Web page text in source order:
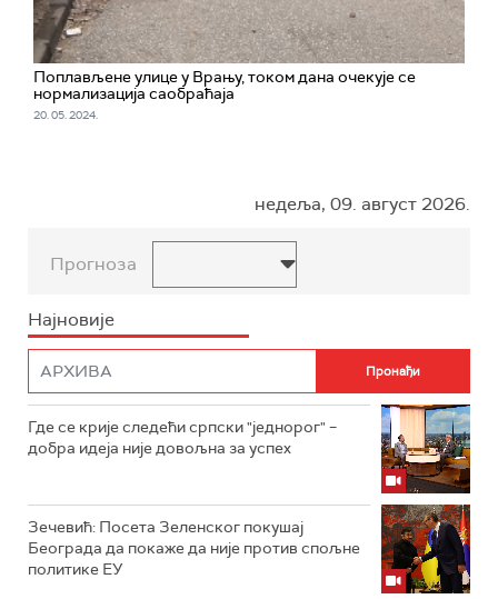
Поплављене улице у Врању, током дана очекује се
нормализација саобраћаја
20. 05. 2024.
недеља, 09. август 2026.
Прогноза
Најновије
Где се крије следећи српски "једнорог" –
добра идеја није довољна за успех
Зечевић: Посета Зеленског покушај
Београда да покаже да није против спољне
политике ЕУ